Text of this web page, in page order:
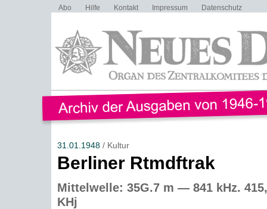
Abo Hilfe Kontakt Impressum Datenschutz
31.01.1948/ Kultur
Berliner Rtmdftrak
Mittelwelle: 35G.7 m — 841 kHz.
KHj